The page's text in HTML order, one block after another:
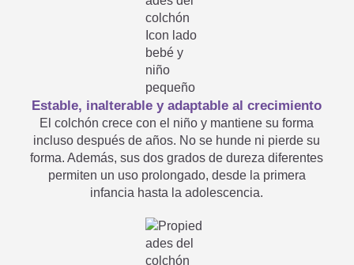
núcleo del colchón?
En la cama de mi hijo no cabe
ningún colchón de la gama
estándar de Träumeland. ¿Hay 
Estable, inalterable y adaptable al crecimiento
El colchón crece con el niño y mantiene su forma
incluso después de años. No se hunde ni pierde su
forma. Además, sus dos grados de dureza diferentes
permiten un uso prolongado, desde la primera
infancia hasta la adolescencia.